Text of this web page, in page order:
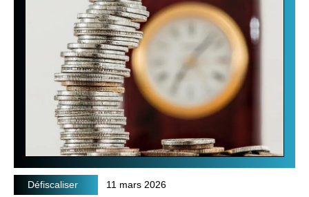
Défiscaliser 11 mars 2026